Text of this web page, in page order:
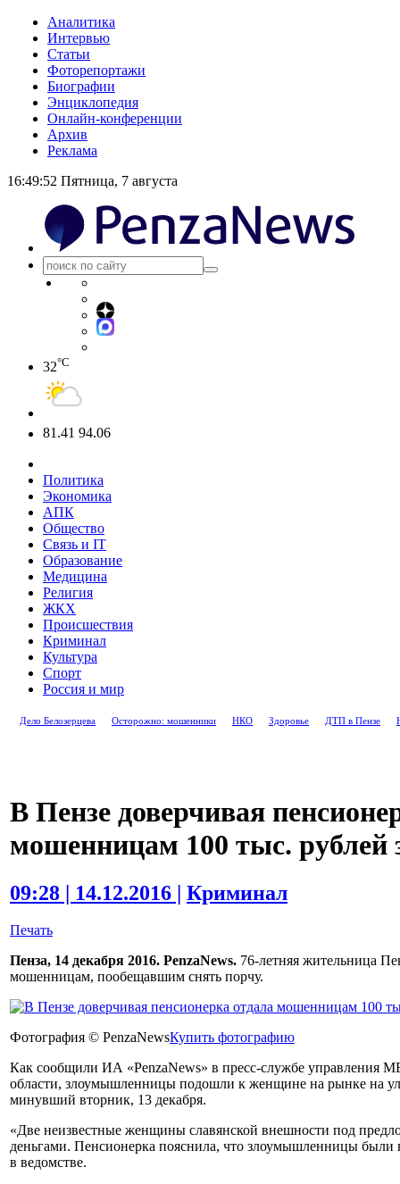
Аналитика
Интервью
Статьи
Фоторепортажи
Биографии
Энциклопедия
Онлайн-конференции
Архив
Реклама
16:49:52 Пятница, 7 августа
32°C
81.41 94.06
Политика
Экономика
АПК
Общество
Связь и IT
Образование
Медицина
Религия
ЖКХ
Происшествия
Криминал
Культура
Спорт
Россия и мир
Дело Белозерцева Осторожно: мошенники НКО Здоровье ДТП в Пензе
В Пензе доверчивая
мошенницам 100 тыс. рублей
09:28 | 14.12.2016 | Криминал
Печать
Пенза, 14 декабря 2016. PenzaNews. 76-летняя жительница
мошенницам, пообещавшим снять порчу.
Фотография © PenzaNewsКупить фотографию
Как сообщили ИА «PenzaNews» в пресс-службе управления
области, злоумышленницы подошли к женщине на рынке на
минувший вторник, 13 декабря.
«Две неизвестные женщины славянской внешности под
деньгами. Пенсионерка пояснила, что злоумышленницы
в ведомстве.